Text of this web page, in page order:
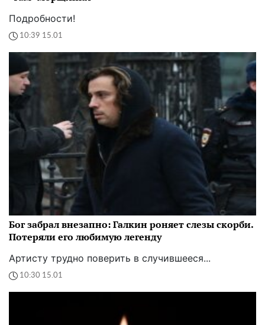
Подробности!
10:39 15.01
Бог забрал внезапно: Галкин роняет слезы скорби.
Потеряли его любимую легенду
Артисту трудно поверить в случившееся...
10:30 15.01